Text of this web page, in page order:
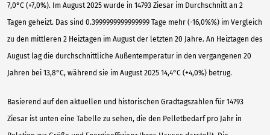
7,0°C (+7,0%). Im August 2025 wurde in 14793 Ziesar im Durchschnitt an 2
Tagen geheizt. Das sind 0.3999999999999999 Tage mehr (-16,0%%) im Vergleich
zu den mittleren 2 Heiztagen im August der letzten 20 Jahre. An Heiztagen des
August lag die durchschnittliche Außentemperatur in den vergangenen 20
Jahren bei 13,8°C, während sie im August 2025 14,4°C (+4,0%) betrug.
Basierend auf den aktuellen und historischen Gradtagszahlen für 14793
Ziesar ist unten eine Tabelle zu sehen, die den Pelletbedarf pro Jahr in